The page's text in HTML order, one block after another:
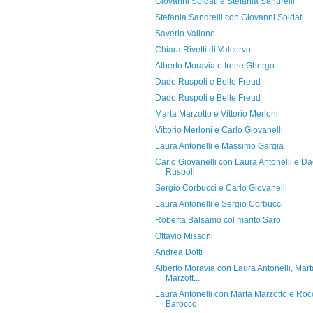
Stefania Sandrelli con Giovanni Soldati
Saverio Vallone
Chiara Rivetti di Valcervo
Alberto Moravia e Irene Ghergo
Dado Ruspoli e Belle Freud
Dado Ruspoli e Belle Freud
Marta Marzotto e Vittorio Merloni
Vittorio Merloni e Carlo Giovanelli
Laura Antonelli e Massimo Gargia
Carlo Giovanelli con Laura Antonelli e
Ruspoli
Sergio Corbucci e Carlo Giovanelli
Laura Antonelli e Sergio Corbucci
Roberta Balsamo col marito Saro
Ottavio Missoni
Andrea Dotti
Alberto Moravia con Laura Antonelli,
Marzott...
Laura Antonelli con Marta Marzotto e
Barocco